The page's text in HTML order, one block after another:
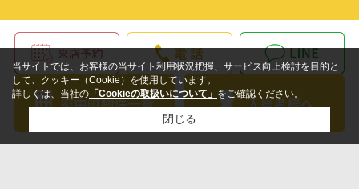
当サイトでは、お客様の当サイト利用状況把握、サービス向上検討を目的と
して、クッキー（Cookie）を使用しています。
詳しくは、当社の 「Cookieの取扱いについて」 をご確認ください。
閉じる